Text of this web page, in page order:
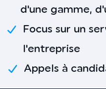
d'une gamme,
Focus sur un
l'entreprise
Appels à